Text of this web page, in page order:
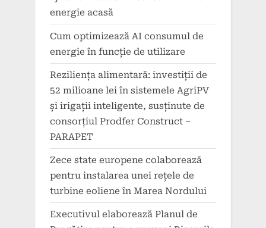
energie acasă
Cum optimizează AI consumul de
energie în funcție de utilizare
Reziliența alimentară: investiții de
52 milioane lei în sistemele AgriPV
și irigații inteligente, susținute de
consorțiul Prodfer Construct –
PARAPET
Zece state europene colaborează
pentru instalarea unei rețele de
turbine eoliene în Marea Nordului
Executivul elaborează Planul de